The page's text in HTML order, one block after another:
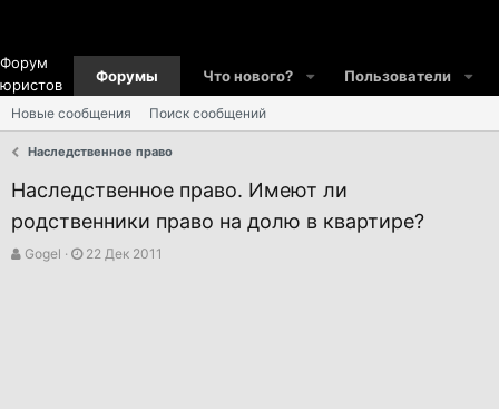
Форум
юристов
Форумы Что нового? Пользователи
Новые сообщения Поиск сообщений
Наследственное право
Наследственное право. Имеют ли
родственники право на долю в квартире?
А
Gogel
Д
22 Дек 2011